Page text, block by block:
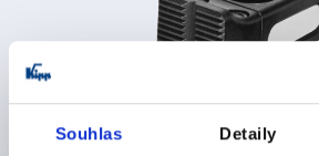
Souhlas Detaily
plochou